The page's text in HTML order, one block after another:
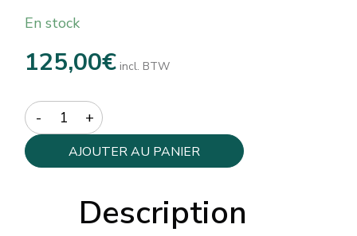
En stock
125,00€ incl. BTW
Quantity
AJOUTER AU PANIER
Description